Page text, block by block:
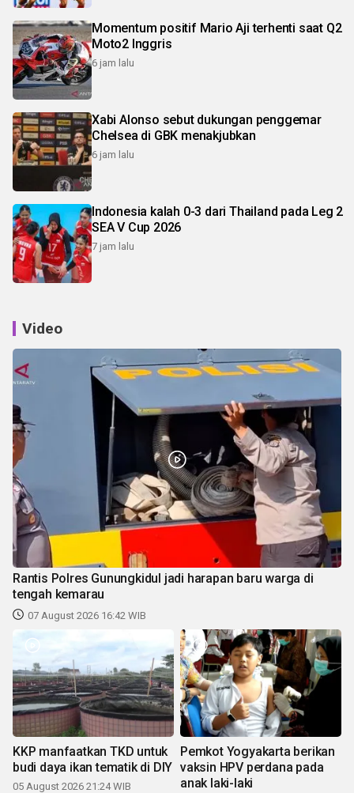
Momentum positif Mario Aji terhenti saat Q2
Moto2 Inggris
6 jam lalu
Xabi Alonso sebut dukungan penggemar
Chelsea di GBK menakjubkan
6 jam lalu
Indonesia kalah 0-3 dari Thailand pada Leg 2
SEA V Cup 2026
7 jam lalu
Video
Rantis Polres Gunungkidul jadi harapan baru warga di
tengah kemarau
07 August 2026 16:42 WIB
KKP manfaatkan TKD untuk
budi daya ikan tematik di DIY
05 August 2026 21:24 WIB
Pemkot Yogyakarta berikan
vaksin HPV perdana pada
anak laki-laki